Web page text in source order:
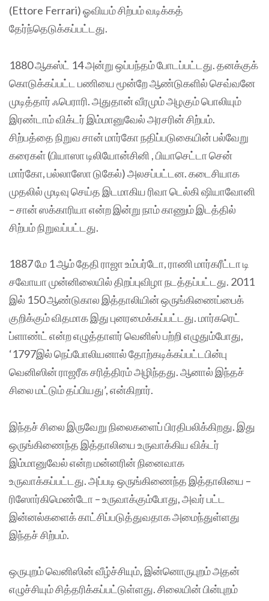
(Ettore Ferrari) ஓவியம் சிற்பம் வடிக்கத்
தேர்ந்தெடுக்கப்பட்டது.
1880 ஆகஸ்ட் 14 அன்று ஒப்பந்தம் போடப்பட்டது. தனக்குக்
கொடுக்கப்பட்ட பணியை மூன்றே ஆண்டுகளில் செவ்வனே
முடித்தார் ஃபெராரி. அதுதான் வீரமும் அழகும் பொலியும்
இரண்டாம் விக்டர் இம்மானுவேல் அரசரின் சிற்பம்.
சிற்பத்தை நிறுவ சான் மார்கோ நதிப்படுகையின் பல்வேறு
கரைகள் (பியாஸா டிலியோன்சினி , பியாசெட்டா சென்
மார்கோ, பல்லாஸோ டுகேல்) அலசப்பட்டன. கடைசியாக
முதலில் முடிவு செய்த இடமாகிய ரிவா டெல்கி ஷியாவோனி
– சான் ஸக்காரியா என்ற இன்று நாம் காணும் இடத்தில்
சிற்பம் நிறுவப்பட்டது.
1887 மே 1 ஆம் தேதி ராஜா உம்பர்டோ, ராணி மார்கரீட்டா டி
சவோயா முன்னிலையில் திறப்புவிழா நடத்தப்பட்டது. 2011
இல் 150 ஆண்டுகால இத்தாலியின் ஒருங்கிணைப்பைக்
குறிக்கும் விதமாக இது புனரமைக்கப்பட்டது. மார்கரெட்
ப்ளாண்ட் என்ற எழுத்தாளர் வெனிஸ் பற்றி எழுதும்போது,
‘1797இல் நெப்போலியனால் தோற்கடிக்கப்பட்டபின்பு
வெனிஸின் ராஜரீக சரித்திரம் அழிந்தது. ஆனால் இந்தச்
சிலை மட்டும் தப்பியது’, என்கிறார்.
இந்தச் சிலை இருவேறு நிலைகளைப் பிரதிபலிக்கிறது. இது
ஒருங்கிணைந்த இத்தாலியை உருவாக்கிய விக்டர்
இம்மானுவேல் என்ற மன்னரின் நினைவாக
உருவாக்கப்பட்டது. அப்படி ஒருங்கிணைந்த இத்தாலியை –
ரிஸோர்கிமெண்டோ – உருவாக்கும்போது, அவர் பட்ட
இன்னல்களைக் காட்சிப்படுத்துவதாக அமைந்துள்ளது
இந்தச் சிற்பம்.
ஒருபுறம் வெனிஸின் வீழ்ச்சியும், இன்னொருபுறம் அதன்
எழுச்சியும் சித்தரிக்கப்பட்டுள்ளது. சிலையின் பின்புறம்